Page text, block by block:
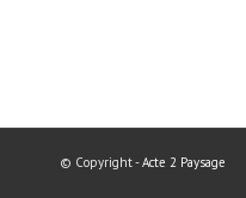
© Copyright -Acte 2 Paysage